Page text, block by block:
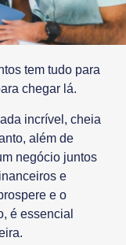
tem tudo para
chegar lá.
incrível, cheia
além de
negócio juntos
e
e o
é essencial